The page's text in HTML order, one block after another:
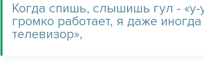
Когда спишь, слышишь гул - «у-
громко работает, я даже
телевизор»,